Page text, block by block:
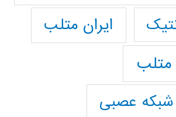
ایران متلب
متلب
شبکه عصبی